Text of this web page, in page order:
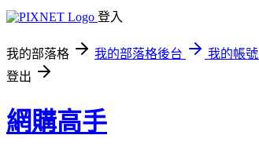
登入
我的部落格 我的部落格後台
我的帳號
登出
網購高手